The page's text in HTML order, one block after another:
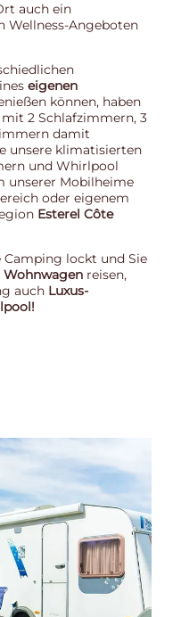
auch ein
Wellness-Angeboten
eigenen
können, haben
2 Schlafzimmern, 3
damit
unsere klimatisierten
und Whirlpool
unserer Mobilheime
oder eigenem
Esterel Côte
Camping lockt und Sie
reisen,
auch Luxus-